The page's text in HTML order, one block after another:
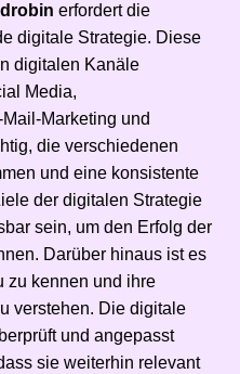
erfordert die
digitale Strategie. Diese
digitalen Kanäle
Media,
Marketing und
die verschiedenen
und eine konsistente
der digitalen Strategie
sein, um den Erfolg der
Darüber hinaus ist es
zu kennen und ihre
verstehen. Die digitale
und angepasst
sie weiterhin relevant